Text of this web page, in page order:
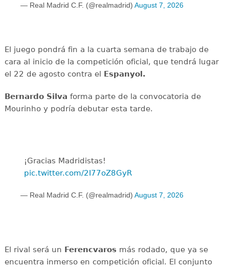
— Real Madrid C.F. (@realmadrid) August 7, 2026
El juego pondrá fin a la cuarta semana de trabajo de
cara al inicio de la competición oficial, que tendrá lugar
el 22 de agosto contra el Espanyol.
Bernardo Silva forma parte de la convocatoria de
Mourinho y podría debutar esta tarde.
¡Gracias Madridistas!
pic.twitter.com/2I77oZ8GyR
— Real Madrid C.F. (@realmadrid) August 7, 2026
El rival será un Ferencvarosmás rodado, que ya se
encuentra inmerso en competición oficial. El conjunto